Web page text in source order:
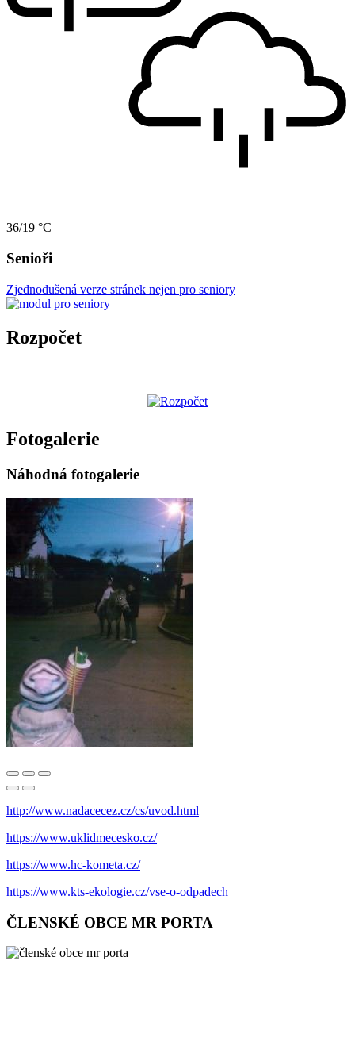
36/19 °C
Senioři
Zjednodušená verze stránek nejen pro seniory
Rozpočet
Fotogalerie
Náhodná fotogalerie
http://www.nadacecez.cz/cs/uvod.html
https://www.uklidmecesko.cz/
https://www.hc-kometa.cz/
https://www.kts-ekologie.cz/vse-o-odpadech
ČLENSKÉ OBCE MR PORTA